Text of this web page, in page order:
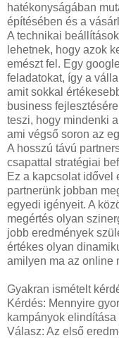
hatékonyságában
építésében és a
A technikai
lehetnek, hogy azok
emészt fel. Egy
feladatokat, így a
amit sokkal
business
teszi, hogy mindenki
ami végső soron az
A hosszú távú
csapattal stratégiai
Ez a kapcsolat idővel
partnerünk jobban
egyedi igényeit. A
megértés olyan
jobb eredmények
értékes olyan
amilyen ma az online
Gyakran ismételt
Kérdés: Mennyire
kampányok elindítása
Válasz: Az első